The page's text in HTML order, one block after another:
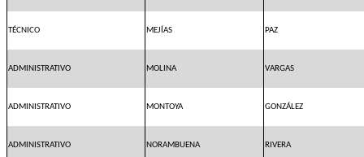
TÉCNICO MEJÍAS PAZ
ADMINISTRATIVO MOLINA VARGAS
ADMINISTRATIVO MONTOYA GONZÁLEZ
ADMINISTRATIVO NORAMBUENA RIVERA